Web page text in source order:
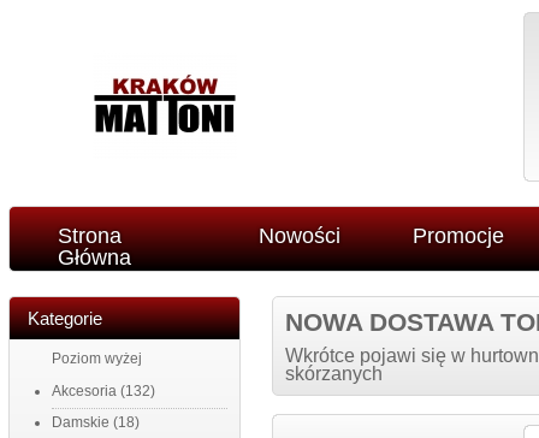
Strona
Główna
Nowości Promocje
Kategorie
Poziom wyżej
Akcesoria (132)
Damskie (18)
NOWA DOSTAWA
Wkrótce pojawi się w
skórzanych